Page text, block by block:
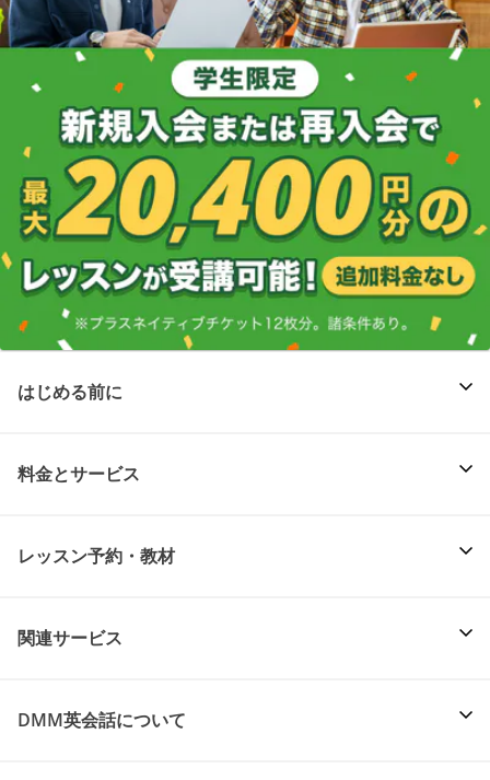
はじめる前に
料金とサービス
レッスン予約・教材
関連サービス
DMM英会話について